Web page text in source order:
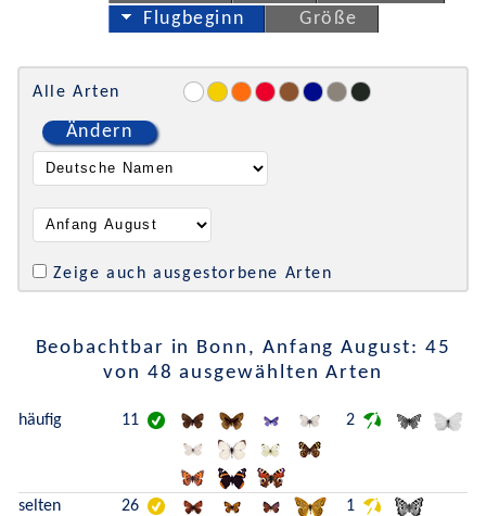
Flugbeginn
Größe
Alle Arten
Ändern
Zeige auch ausgestorbene Arten
Beobachtbar in Bonn, Anfang August: 45
von 48 ausgewählten Arten
häufig 11 2
selten 26 1